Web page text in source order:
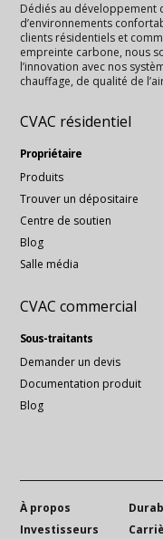
Dédiés au développement
d’environnements
clients résidentiels et
empreinte carbone, nous
l’innovation avec nos
chauffage, de qualité de
CVAC résidentiel
Propriétaire
Produits
Trouver un dépositaire
Centre de soutien
Blog
Salle média
CVAC commercial
Sous-traitants
Demander un devis
Documentation produit
Blog
À propos
Investisseurs